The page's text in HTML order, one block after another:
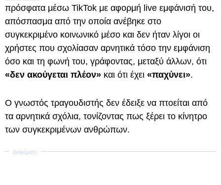
πρόσφατα μέσω TikTok με αφορμή live εμφάνισή του,
απόσπασμα από την οποία ανέβηκε στο
συγκεκριμένο κοινωνικό μέσο και δεν ήταν λίγοι οι
χρήστες που σχολίασαν αρνητικά τόσο την εμφάνιση
όσο και τη φωνή του, γράφοντας, μεταξύ άλλων, ότι
«δεν ακούγεται πλέον» και ότι έχει «παχύνει».
Ο γνωστός τραγουδιστής δεν έδειξε να πτοείται από
τα αρνητικά σχόλια, τονίζοντας πως ξέρει το κίνητρο
των συγκεκριμένων ανθρώπων.